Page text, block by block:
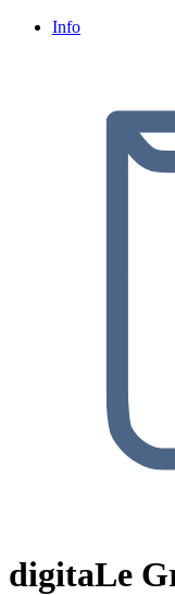
Info
digitaLe